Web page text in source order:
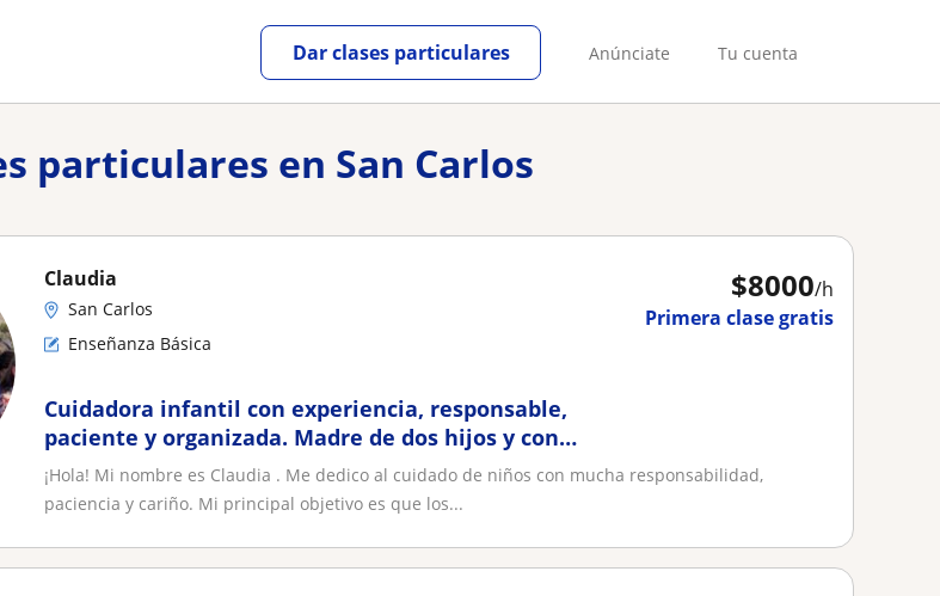
Anúnciate Tu cuenta
Dar clases particulares
particulares en San Carlos
$8000/h
Primera clase gratis
Claudia
San Carlos
Enseñanza Básica
Cuidadora infantil con experiencia, responsable,
paciente y organizada. Madre de dos hijos y con
formación profesional
¡Hola! Mi nombre es Claudia . Me dedico al cuidado de niños con mucha responsabilidad,
paciencia y cariño. Mi principal objetivo es que los...